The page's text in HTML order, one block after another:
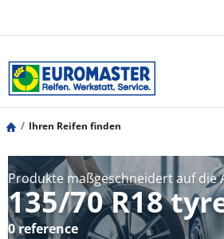
Ihren Reifen finden
Produkte maßgeschneidert auf die
135/70 R18
0 reference